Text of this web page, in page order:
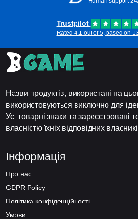
Trustpilot
Rated 4.1 out of 5, based on
Назви продуктів, використані на
використовуються виключно для
Усі товарні знаки та зареєстровані
власністю їхніх відповідних
Інформація
Про нас
GDPR Policy
Політика конфіденційності
Умови